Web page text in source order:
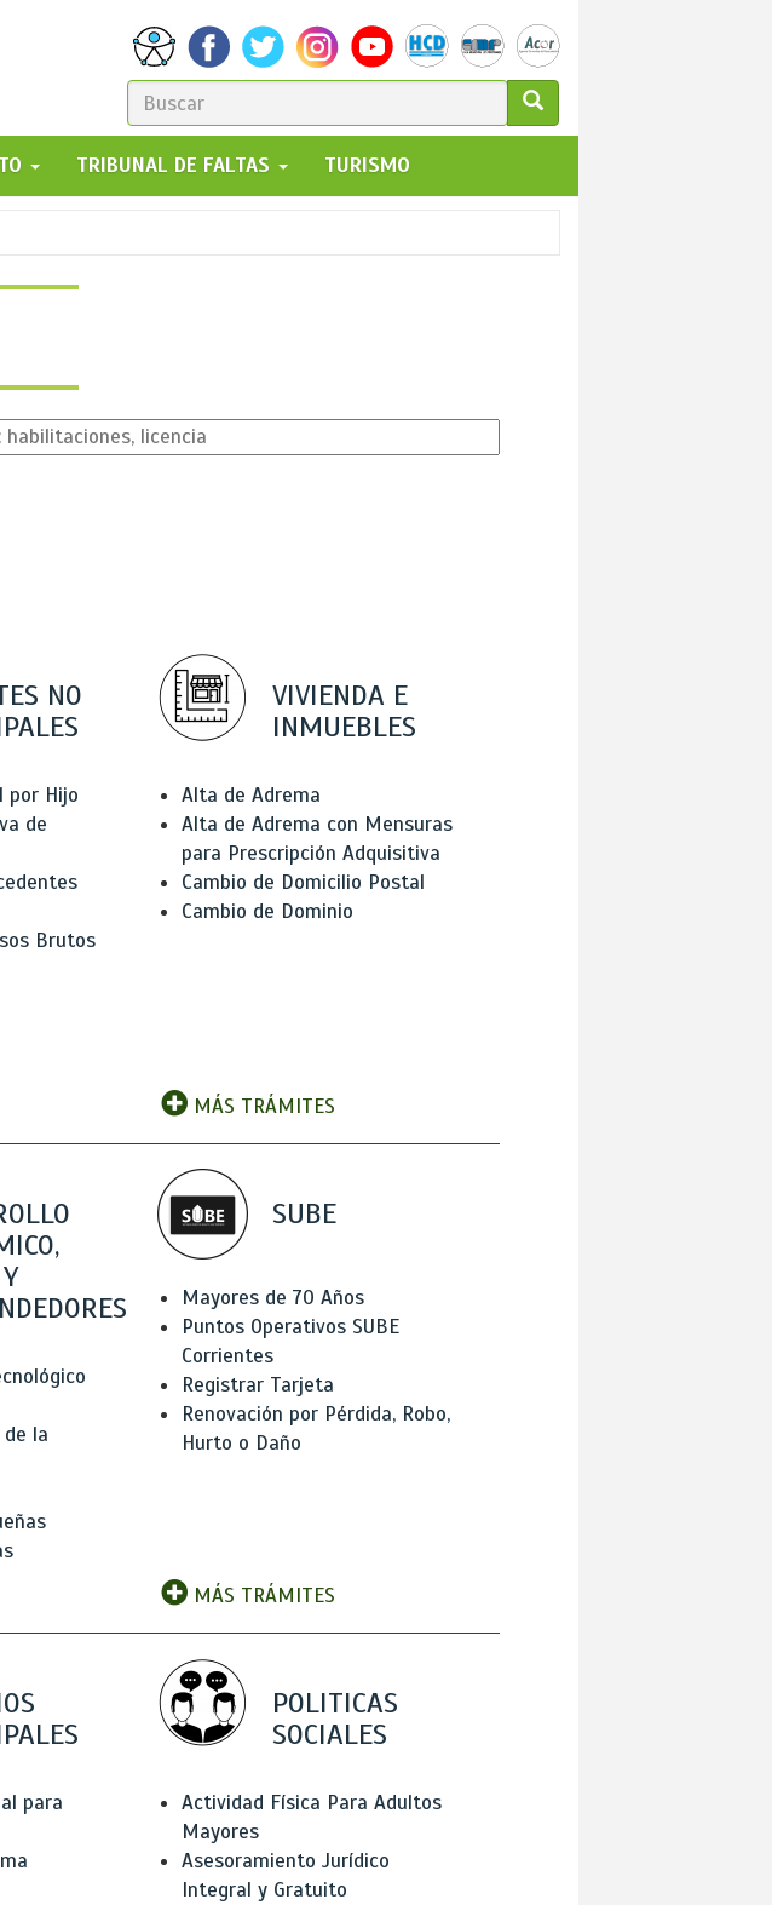
FORMULARIO
DE
BÚSQUEDA
GO!
TRIBUNAL DE FALTAS TURISMO
NO
por Hijo
de
Brutos
VIVIENDA E
INMUEBLES
Alta de Adrema
Alta de Adrema con Mensuras
para Prescripción Adquisitiva
Cambio de Domicilio Postal
Cambio de Dominio
MÁS TRÁMITES
la
SUBE
Mayores de 70 Años
Puntos Operativos SUBE
Corrientes
Registrar Tarjeta
Renovación por Pérdida, Robo,
Hurto o Daño
MÁS TRÁMITES
para
POLITICAS
SOCIALES
Actividad Física Para Adultos
Mayores
Asesoramiento Jurídico
Integral y Gratuito